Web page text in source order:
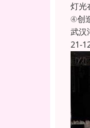
灯光
④创
武汉
21-